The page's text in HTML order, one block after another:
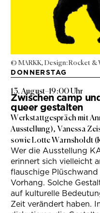
© MARKK, Design: Rocket &
DONNERSTAG
13. August–19:00 Uhr
Zwischen camp
queer gestalten
Werkstattgespräch mit
Ausstellung), Vanessa
sowie Lotte Warnsholdt
Wer die Ausstellung
erinnert sich vielleicht
flauschige
Vorhang. Solche
auf kulturelle
Zeit verändert haben.